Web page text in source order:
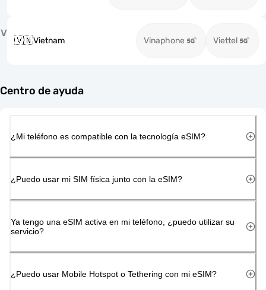
V
🇻🇳Vietnam Vinaphone Viettel
Centro de ayuda
¿Mi teléfono es compatible con la tecnología eSIM?
¿Puedo usar mi SIM física junto con la eSIM?
Ya tengo una eSIM activa en mi teléfono, ¿puedo utilizar su
servicio?
¿Puedo usar Mobile Hotspot o Tethering con mi eSIM?